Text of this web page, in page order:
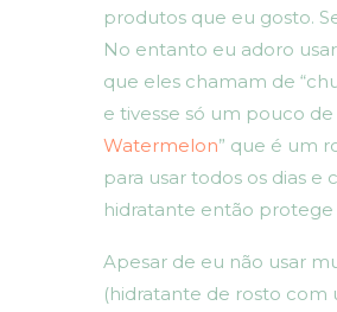
produtos que eu gosto.
No entanto eu adoro
que eles chamam de
e tivesse só um pouco
Watermelon” que é um
para usar todos os dias
hidratante então
Apesar de eu não usar
(hidratante de rosto com